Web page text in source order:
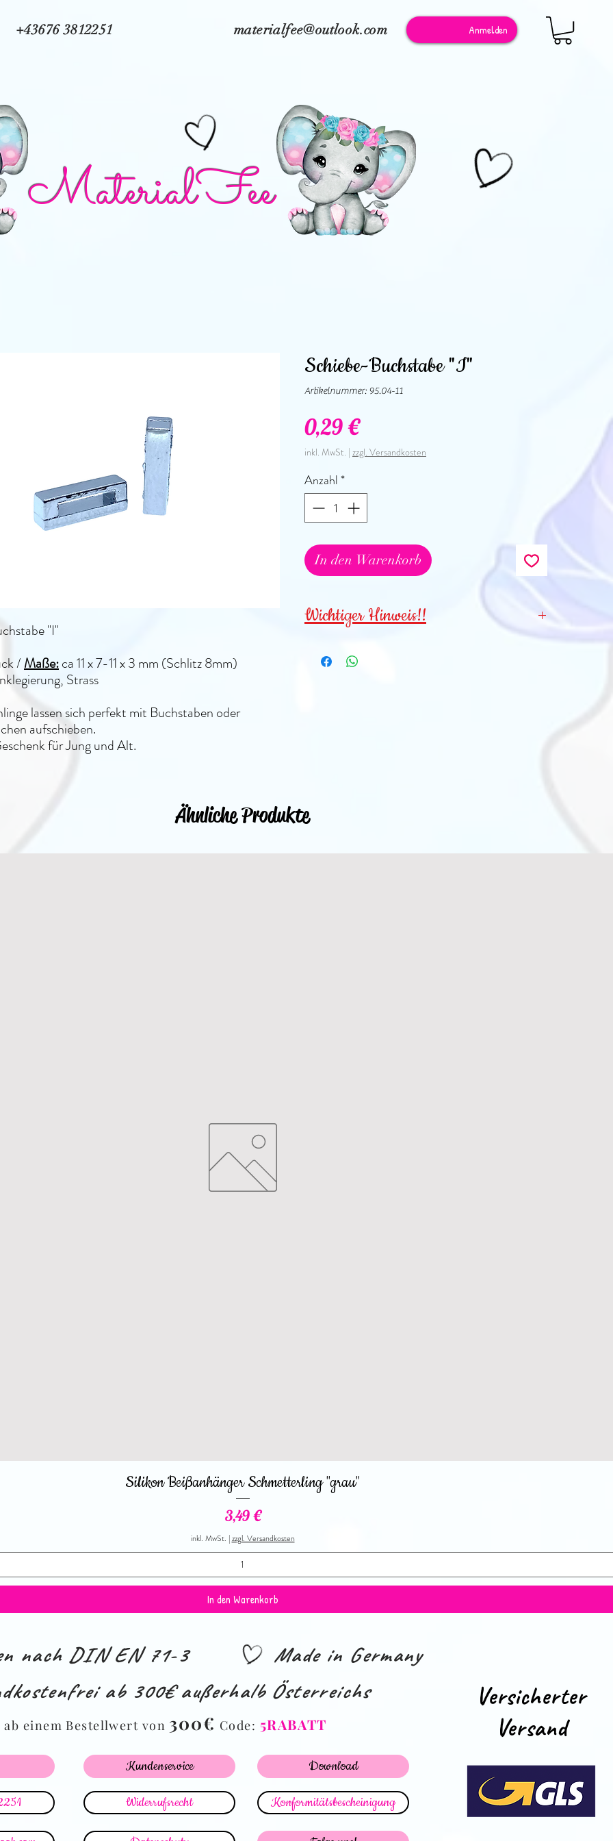
+43676 3812251 materialfee@outlook.com Anmelden
MaterialFee
"I"
/Maße:ca 11 x 7-11 x 3 mm (Schlitz 8mm)
Strass
lassen sich perfekt mit Buchstaben oder
aufschieben.
für Jung und Alt.
Schiebe-Buchstabe "I"
Artikelnummer: 95.04-11
0,29 €Preis
inkl. MwSt. | zzgl. Versandkosten
Anzahl*
In den Warenkorb
Wichtiger Hinweis!!
unter 3 Jahren NICHT geeignet
Ähnliche Produkte
Silikon Beißanhänger Schmetterling "grau"
Preis
3,49 €
inkl. MwSt. |zzgl. Versandkosten
In den Warenkorb
nach DIN EN 71-3
Made in Germany
ab 300€ außerhalb Österreichs
ab einem Bestellwert von 300€ Code: 5RABATT
Kundenservice
Widerrufsrecht
Download
Konformitätsbescheinigung
Versicherter
Versand